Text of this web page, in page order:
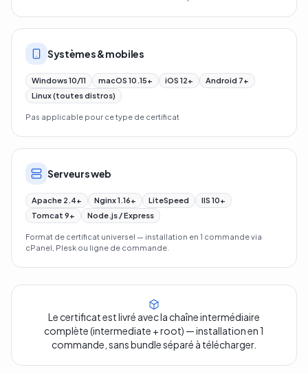
Systèmes & mobiles
Windows 10/11 macOS 10.15+ iOS 12+
Android 7+
Linux (toutes distros)
Pas applicable pour ce type de certificat
Serveurs web
Apache 2.4+ Nginx 1.16+ LiteSpeed
IIS 10+
Tomcat 9+
Node.js / Express
Format de certificat universel — installation en 1 commande via
cPanel, Plesk ou ligne de commande.
Le certificat est livré avec la chaîne intermédiaire
complète (intermediate + root) — installation en 1
commande, sans bundle séparé à télécharger.